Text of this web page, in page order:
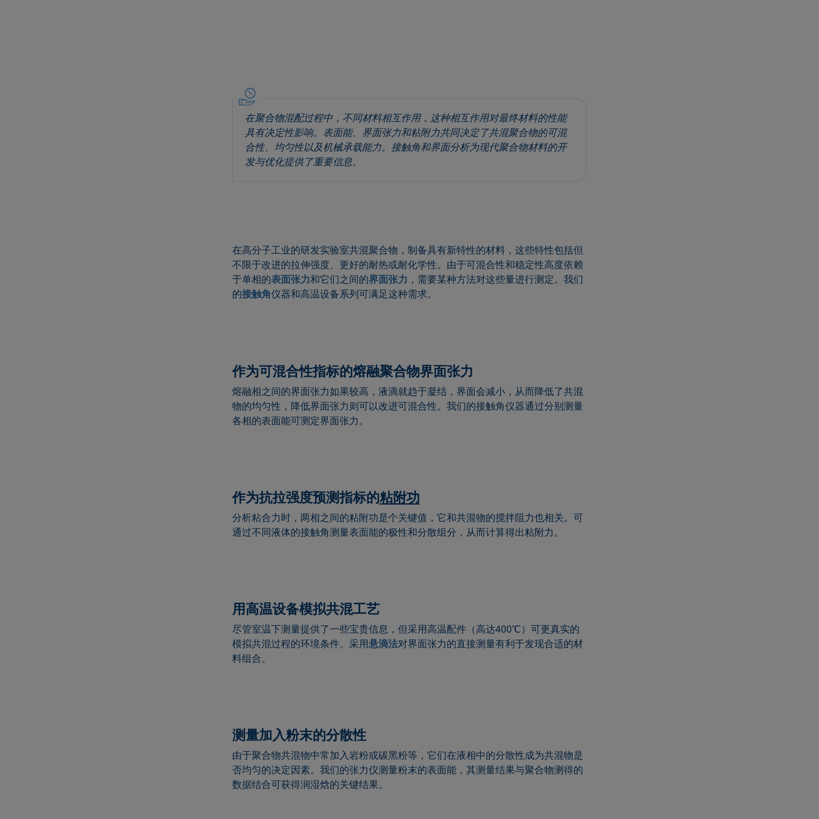
在聚合物混配过程中，不同材料相互作用，这种相互作用对最终材料的性能
具有决定性影响。表面能、界面张力和粘附力共同决定了共混聚合物的可混
合性、均匀性以及机械承载能力。接触角和界面分析为现代聚合物材料的开
发与优化提供了重要信息。
在高分子工业的研发实验室共混聚合物，制备具有新特性的材料，这些特性包括但
不限于改进的拉伸强度、更好的耐热或耐化学性。由于可混合性和稳定性高度依赖
于单相的表面张力和它们之间的界面张力 ，需要某种方法对这些量进行测定。我们
的接触角仪器和高温设备系列可满足这种需求。
作为可混合性指标的熔融聚合物界面张力
熔融相之间的界面张力如果较高，液滴就趋于凝结，界面会减小，从而降低了共混
物的均匀性，降低界面张力则可以改进可混合性。我们的接触角仪器通过分别测量
各相的表面能可测定界面张力。
作为抗拉强度预测指标的粘附功
分析粘合力时，两相之间的粘附功是个关键值，它和共混物的搅拌阻力也相关。可
通过不同液体的接触角测量表面能的极性和分散组分，从而计算得出粘附力。
用高温设备模拟共混工艺
尽管室温下测量提供了一些宝贵信息，但采用高温配件（高达400℃）可更真实的
模拟共混过程的环境条件。采用悬滴法对界面张力的直接测量有利于发现合适的材
料组合。
测量加入粉末的分散性
由于聚合物共混物中常加入岩粉或碳黑粉等，它们在液相中的分散性成为共混物是
否均匀的决定因素。我们的张力仪测量粉末的表面能，其测量结果与聚合物测得的
数据结合可获得润湿焓的关键结果。